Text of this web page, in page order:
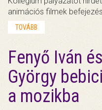
animációs filmek
TOVÁBB
Fenyő Iván
György
a mozikba